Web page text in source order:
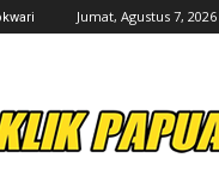
Jumat, Agustus 7, 2026